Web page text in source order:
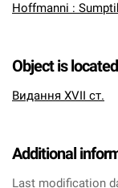
Hoffmanni :
Object is
Видання XVII ст.
Additional
Last modification